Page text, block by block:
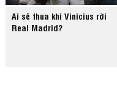
Ai sẽ thua khi Vinicius rời
Real Madrid?